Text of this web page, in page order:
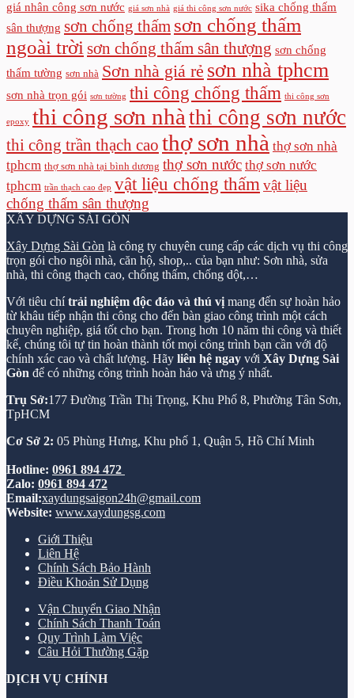
giá nhân công sơn nước giá sơn nhà giá thi công sơn nước sika chống thấm
sân thượng sơn chống thấm sơn chống thấm
ngoài trời sơn chống thấm sân thượng sơn chống
thấm tường sơn nhà Sơn nhà giá rẻ sơn nhà tphcm
sơn nhà trọn gói sơn tường thi công chống thấm thi công sơn
epoxy thi công sơn nhà thi công sơn nước
thi công trần thạch cao thợ sơn nhà thợ sơn nhà
tphcm thợ sơn nhà tại bình dương thợ sơn nước thợ sơn nước
tphcm trần thạch cao đẹp vật liệu chống thấm vật liệu
chống thấm sân thượng
XÂY DỰNG SÀI GÒN
Xây Dựng Sài Gòn là công ty chuyên cung cấp các dịch vụ thi công
trọn gói cho ngôi nhà, căn hộ, shop,.. của bạn như: Sơn nhà, sửa
nhà, thi công thạch cao, chống thấm, chống dột,…
Với tiêu chítrải nghiệm độc đáo và thú vị mang đến sự hoàn hảo
từ khâu tiếp nhận thi công cho đến bàn giao công trình một cách
chuyên nghiệp, giá tốt cho bạn. Trong hơn 10 năm thi công và thiết
kế, chúng tôi tự tin hoàn thành tốt mọi công trình bạn cần với độ
chính xác cao và chất lượng. Hãy liên hệ ngay với Xây Dựng Sài
Gòn để có những công trình hoàn hảo và ưng ý nhất.
Trụ Sở:177 Đường Trần Thị Trọng, Khu Phố 8, Phường Tân Sơn,
TpHCM
Cơ Sở 2: 05 Phùng Hưng, Khu phố 1, Quận 5, Hồ Chí Minh
Hotline: 0961 894 472
Zalo: 0961 894 472
Email:xaydungsaigon24h@gmail.com
Website: www.xaydungsg.com
Giới Thiệu
Liên Hệ
Chính Sách Bảo Hành
Điều Khoản Sử Dụng
Vận Chuyển Giao Nhận
Chính Sách Thanh Toán
Quy Trình Làm Việc
Câu Hỏi Thường Gặp
DỊCH VỤ CHÍNH